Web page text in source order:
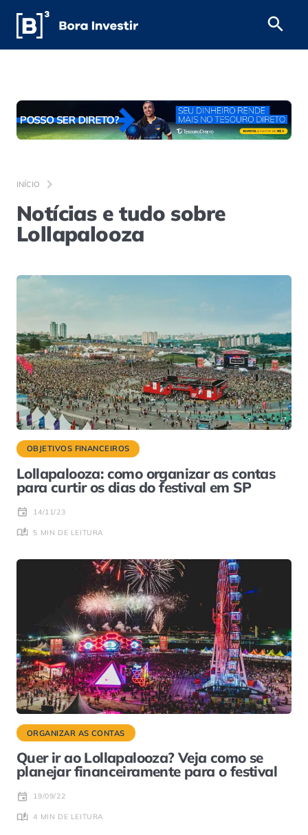
INÍCIO
Notícias e tudo sobre
Lollapalooza
OBJETIVOS FINANCEIROS
Lollapalooza: como organizar as contas
para curtir os dias do festival em SP
14/11/23
5 MIN DE LEITURA
ORGANIZAR AS CONTAS
Quer ir ao Lollapalooza? Veja como se
planejar financeiramente para o festival
19/09/22
4 MIN DE LEITURA